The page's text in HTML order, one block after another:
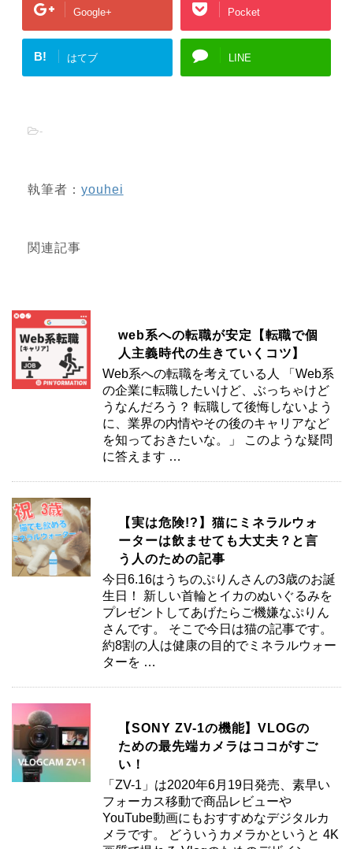
Google+ Pocket
B! はてブ LINE
-
執筆者： youhei
関連記事
web系への転職が安定【転職で個
人主義時代の生きていくコツ】
Web系への転職を考えている人 「Web系
の企業に転職したいけど、ぶっちゃけど
うなんだろう？ 転職して後悔しないよう
に、業界の内情やその後のキャリアなど
を知っておきたいな。」 このような疑問
に答えます …
【実は危険!?】猫にミネラルウォ
ーターは飲ませても大丈夫？と言
う人のための記事
今日6.16はうちのぷりんさんの3歳のお誕
生日！ 新しい首輪とイカのぬいぐるみを
プレゼントしてあげたらご機嫌なぷりん
さんです。 そこで今日は猫の記事です。
約8割の人は健康の目的でミネラルウォー
ターを …
【SONY ZV-1の機能】VLOGの
ための最先端カメラはココがすご
い！
「ZV-1」は2020年6月19日発売、素早い
フォーカス移動で商品レビューや
YouTube動画にもおすすめなデジタルカ
メラです。 どういうカメラかというと 4K